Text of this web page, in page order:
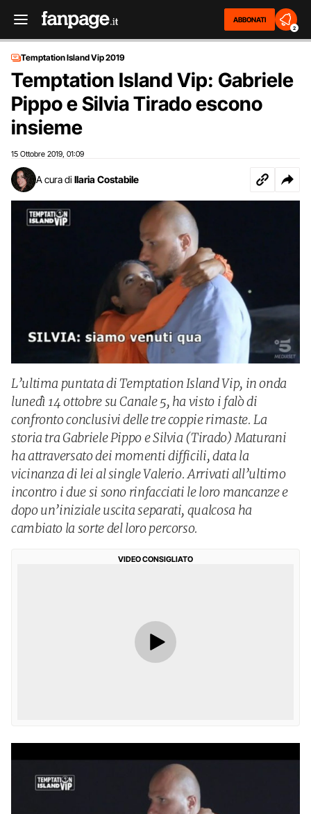
ABBONATI
2
Temptation Island Vip 2019
Temptation Island Vip: Gabriele
Pippo e Silvia Tirado escono
insieme
15 Ottobre 2019 01:09
A cura di Ilaria Costabile
L’ultima puntata di Temptation Island Vip, in onda
lunedì 14 ottobre su Canale 5, ha visto i falò di
confronto conclusivi delle tre coppie rimaste. La
storia tra Gabriele Pippo e Silvia (Tirado) Maturani
ha attraversato dei momenti difficili, data la
vicinanza di lei al single Valerio. Arrivati all’ultimo
incontro i due si sono rinfacciati le loro mancanze e
dopo un’iniziale uscita separati, qualcosa ha
cambiato la sorte del loro percorso.
VIDEO CONSIGLIATO